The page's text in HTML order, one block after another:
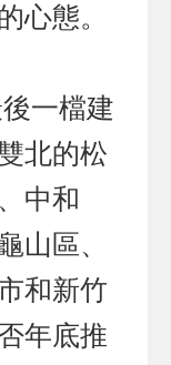
心態。
一檔建
北的松
中和
山區、
和新竹
年底推